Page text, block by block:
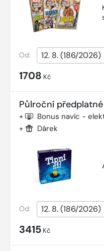
Od:
1708 Kč
Půlroční předplatné
+ Bonus navíc -
+ Dárek
Od:
3415 Kč